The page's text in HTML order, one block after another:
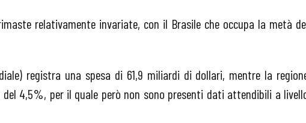
relativamente invariate, con il Brasile che occupa la metà
registra una spesa di 61,9 miliardi di dollari, mentre la
4,5%, per il quale però non sono presenti dati attendibili a